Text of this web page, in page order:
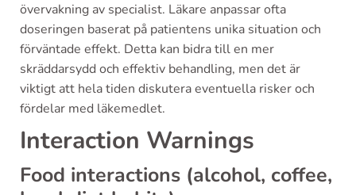
övervakning av specialist. Läkare anpassar ofta
doseringen baserat på patientens unika situation och
förväntade effekt. Detta kan bidra till en mer
skräddarsydd och effektiv behandling, men det är
viktigt att hela tiden diskutera eventuella risker och
fördelar med läkemedlet.
Interaction Warnings
Food interactions (alcohol, coffee,